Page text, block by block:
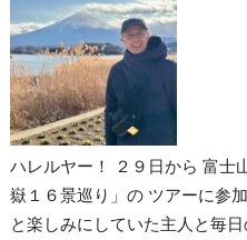
ハレルヤー！ ２９日から 富士
嶽１６景巡り」の ツアーに参
と楽しみにしていた主人と毎